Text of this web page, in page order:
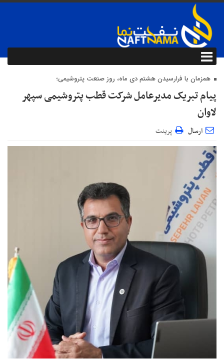
همزمان با فرارسیدن هشتم دی ماه، روز صنعت پتروشیمی؛
پیام تبریک مدیرعامل شرکت قطب پتروشیمی سپهر
لاوان
ارسال پرینت